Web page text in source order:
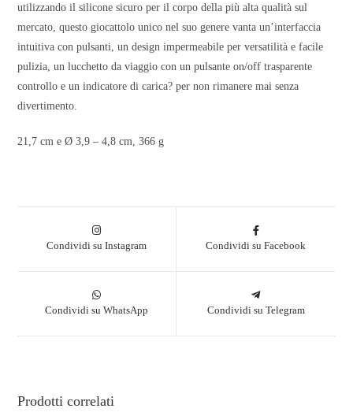
utilizzando il silicone sicuro per il corpo della più alta qualità sul
mercato, questo giocattolo unico nel suo genere vanta un’interfaccia
intuitiva con pulsanti, un design impermeabile per versatilità e facile
pulizia, un lucchetto da viaggio con un pulsante on/off trasparente
controllo e un indicatore di carica? per non rimanere mai senza
divertimento.
21,7 cm e Ø 3,9 – 4,8 cm, 366 g
Condividi su Instagram Condividi su Facebook
Condividi su WhatsApp Condividi su Telegram
Prodotti correlati